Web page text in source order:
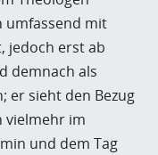
umfassend mit
jedoch erst ab
demnach als
er sieht den Bezug
vielmehr im
und dem Tag